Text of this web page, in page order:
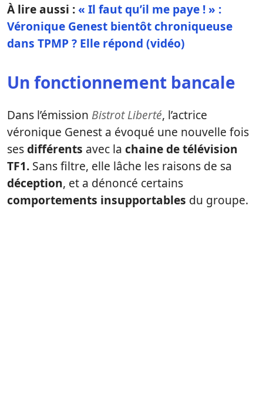
À lire aussi :« Il faut qu’il me paye ! » :
Véronique Genest bientôt chroniqueuse
dans TPMP ? Elle répond (vidéo)
Un fonctionnement bancale
Dans l’émission Bistrot Liberté, l’actrice
véronique Genest a évoqué une nouvelle fois
sesdifférents avec la chaine de télévision
TF1. Sans filtre, elle lâche les raisons de sa
déception, et a dénoncé certains
comportements insupportables du groupe.